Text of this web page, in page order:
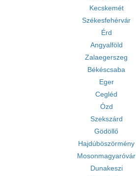
Kecskemét
Székesfehérvár
Érd
Angyalföld
Zalaegerszeg
Békéscsaba
Eger
Cegléd
Ózd
Szekszárd
Gödöllő
Hajdúböszörmény
Mosonmagyaróvár
Dunakeszi